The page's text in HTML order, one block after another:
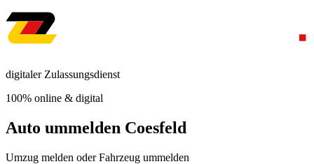
digitaler Zulassungsdienst
100% online & digital
Auto ummelden Coesfeld
Umzug melden oder Fahrzeug ummelden